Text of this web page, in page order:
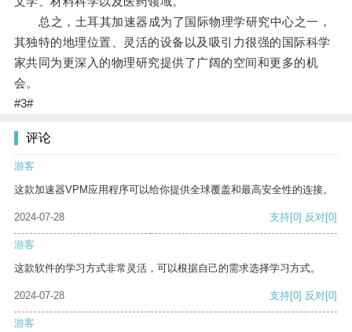
总之，土耳其加速器成为了国际物理学研究中心之一，
其独特的地理位置、灵活的设备以及吸引力很强的国际科学
家共同为更深入的物理研究提供了广阔的空间和更多的机
会。
#3#
评论
游客
这款加速器VPM应用程序可以给你提供全球覆盖和最高安全性的连接。
2024-07-28 支持[0] 反对[0]
游客
这款软件的学习方式非常灵活，可以根据自己的需求选择学习方式。
2024-07-28 支持[0] 反对[0]
游客